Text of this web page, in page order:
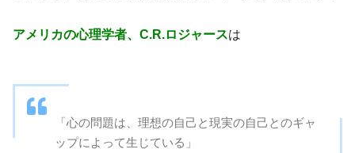
アメリカの心理学者、C.R.ロジャースは
「心の問題は、理想の自己と現実の自己とのギャ
ップによって生じている」